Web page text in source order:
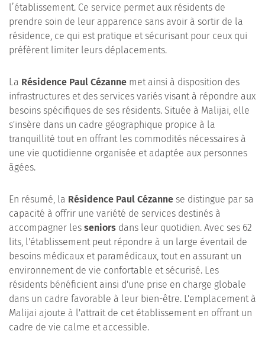
l’établissement. Ce service permet aux résidents de
prendre soin de leur apparence sans avoir à sortir de la
résidence, ce qui est pratique et sécurisant pour ceux qui
préfèrent limiter leurs déplacements.
La Résidence Paul Cézanne met ainsi à disposition des
infrastructures et des services variés visant à répondre aux
besoins spécifiques de ses résidents. Située à Malijai, elle
s'insère dans un cadre géographique propice à la
tranquillité tout en offrant les commodités nécessaires à
une vie quotidienne organisée et adaptée aux personnes
âgées.
En résumé, la Résidence Paul Cézanne se distingue par sa
capacité à offrir une variété de services destinés à
accompagner les seniors dans leur quotidien. Avec ses 62
lits, l'établissement peut répondre à un large éventail de
besoins médicaux et paramédicaux, tout en assurant un
environnement de vie confortable et sécurisé. Les
résidents bénéficient ainsi d'une prise en charge globale
dans un cadre favorable à leur bien-être. L'emplacement à
Malijai ajoute à l'attrait de cet établissement en offrant un
cadre de vie calme et accessible.